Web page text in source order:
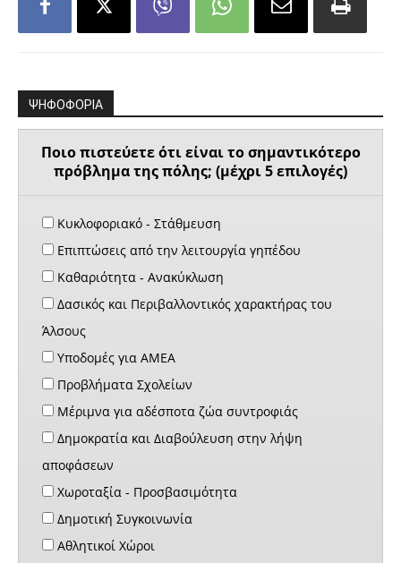
ΨΗΦΟΦΟΡΙΑ
Ποιο πιστεύετε ότι είναι το σημαντικότερο
πρόβλημα της πόλης; (μέχρι 5 επιλογές)
Κυκλοφοριακό - Στάθμευση
Επιπτώσεις από την λειτουργία γηπέδου
Καθαριότητα - Ανακύκλωση
Δασικός και Περιβαλλοντικός χαρακτήρας του
Άλσους
Υποδομές για ΑΜΕΑ
Προβλήματα Σχολείων
Μέριμνα για αδέσποτα ζώα συντροφιάς
Δημοκρατία και Διαβούλευση στην λήψη
αποφάσεων
Χωροταξία - Προσβασιμότητα
Δημοτική Συγκοινωνία
Αθλητικοί Χώροι